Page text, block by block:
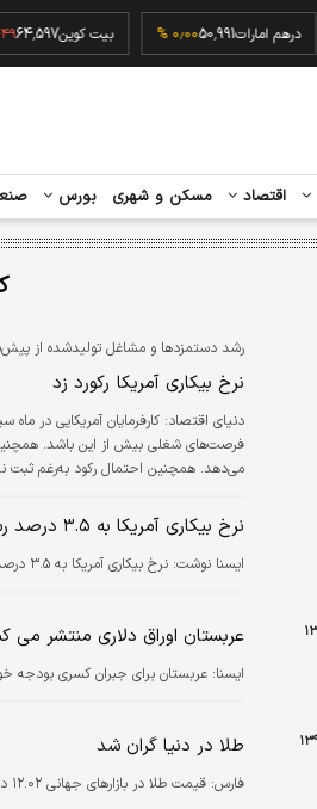
درهم امارات50,991۰٫۰۰ % بیت کوین
اقتصاد مسکن و شهری بورس
رشد دستمزدها و مشاغل تولیدشده از
نرخ بیکاری آمریکا رکورد زد
دنیای اقتصاد:
می‌دهد. همچنین احتمال رکود به‌رغم ثبت
نرخ بیکاری آمریکا به ۳.۵ درصد رسید
ایسنا نوشت: نرخ بیکاری آمریکا به ۳.۵ درصد کاهش پیدا کرد.
عربستان اوراق دلاری منتشر می‌
ايسنا: عربستان برای جبران کسری بودجه
طلا در دنیا گران شد
فارس: قیمت طلا در بازارهای جهانی ۱۲.۰۲ دلار گران شد و هر اونس ۱۴۹۱.۱۶ دلار فروخته شد.